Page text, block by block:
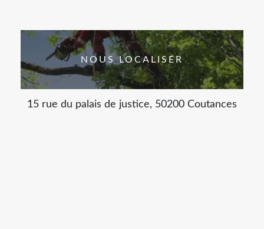
NOUS LOCALISER
15 rue du palais de justice, 50200 Coutances